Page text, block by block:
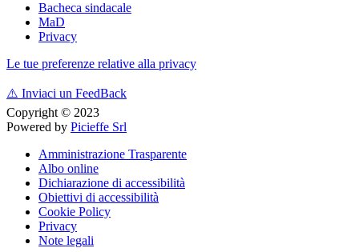
Bacheca sindacale
MaD
Privacy
Le tue preferenze relative alla privacy
⚠️ Inviaci un FeedBack
Copyright © 2023
Powered by Picieffe Srl
Amministrazione Trasparente
Albo online
Dichiarazione di accessibilità
Obiettivi di accessibilità
Cookie Policy
Privacy
Note legali